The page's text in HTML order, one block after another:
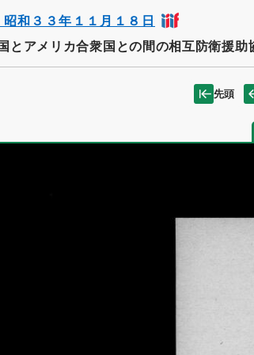
和３３年１１月１８日
とアメリカ合衆国との間の相互防衛援
先頭